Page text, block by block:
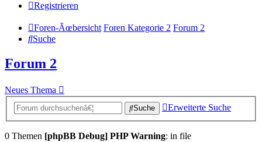
Registrieren
Foren-Ãœbersicht Foren Kategorie 2 Forum 2
Suche
Forum 2
Neues Thema
Suche Erweiterte Suche
0 Themen [phpBB Debug] PHP Warning: in file